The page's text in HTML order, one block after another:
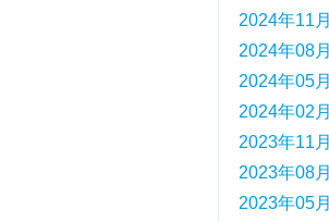
2024年11月
2024年08月
2024年05月
2024年02月
2023年11月
2023年08月
2023年05月